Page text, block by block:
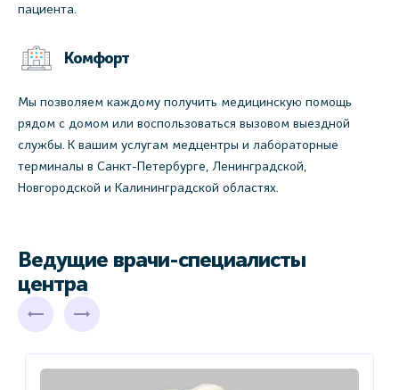
пациента.
Комфорт
Мы позволяем каждому получить медицинскую помощь
рядом с домом или воспользоваться вызовом выездной
службы. К вашим услугам медцентры и лабораторные
терминалы в Санкт-Петербурге, Ленинградской,
Новгородской и Калининградской областях.
Ведущие врачи-специалисты
центра